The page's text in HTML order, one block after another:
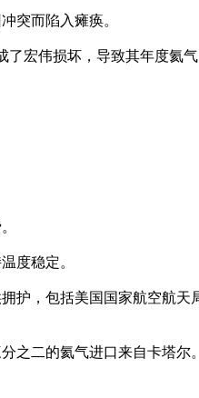
突而陷入瘫痪。
了宏伟损坏，导致其年度氦
度稳定。
护，包括美国国家航空航天
之二的氦气进口来自卡塔尔。